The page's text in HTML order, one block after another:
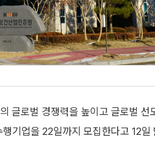
글로벌 경쟁력을 높이고 글로벌
기업을 22일까지 모집한다고 12일